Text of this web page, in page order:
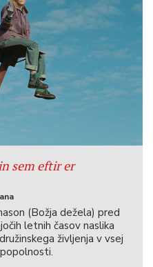
sem eftir er
(Božja dežela) pred
letnih časov naslika
življenja v vsej